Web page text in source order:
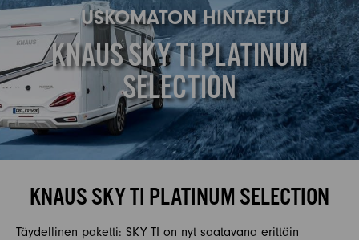
- USKOMATON HINTAETU
KNAUS SKY TI PLATINUM
SELECTION
KNAUS SKY TI PLATINUM SELECTION
Täydellinen paketti: SKY TI on nyt saatavana erittäin